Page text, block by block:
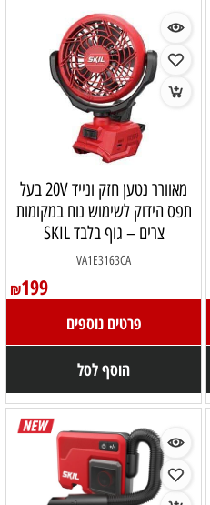
מאוורר נטען חזק ונייד 20V בעל
תפס הידוק לשימוש נוח במקומות
צרים – גוף בלבד SKIL
VA1E3163CA
₪199
פרטים נוספים
הוסף לסל